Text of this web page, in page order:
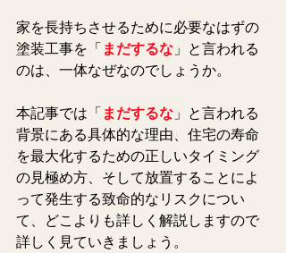
家を長持ちさせるために必要なはずの
塗装工事を「 まだするな 」と言われる
のは、一体なぜなのでしょうか。
本記事では「 まだするな 」と言われる
背景にある具体的な理由、住宅の寿命
を最大化するための正しいタイミング
の見極め方、そして放置することによ
って発生する致命的なリスクについ
て、どこよりも詳しく解説しますので
詳しく見ていきましょう。